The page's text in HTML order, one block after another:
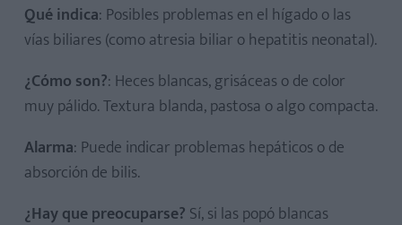
Qué indica: Posibles problemas en el hígado o las
vías biliares (como atresia biliar o hepatitis neonatal).
¿Cómo son?: Heces blancas, grisáceas o de color
muy pálido. Textura blanda, pastosa o algo compacta.
Alarma: Puede indicar problemas hepáticos o de
absorción de bilis.
¿Hay que preocuparse? Sí, si las popó blancas